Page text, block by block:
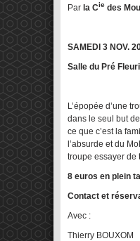
Par la Cie des
SAMEDI 3
Salle du Pré
L’épopée d’une
dans le seul but
ce que c’est la
l’absurde et du
troupe essayer de
8 euros en plein
Contact et
Avec :
Thierry